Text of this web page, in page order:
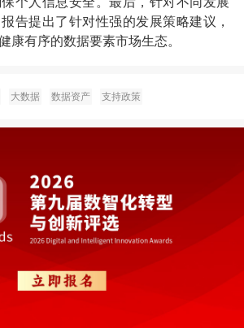
告提出了针对性强的发展策略建议，
康有序的数据要素市场生态。
大数据 数据资产 支持政策